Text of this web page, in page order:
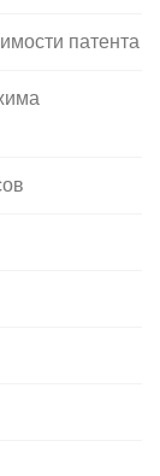
патента